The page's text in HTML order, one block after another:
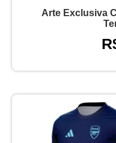
Arte Exclusiva